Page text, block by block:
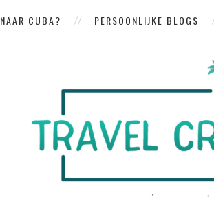
NAAR CUBA? PERSOONLIJKE BLOGS